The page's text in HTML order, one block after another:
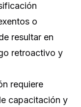
o
resultar en
retroactivo y
requiere
capacitación y